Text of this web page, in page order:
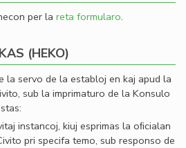
per la reta formularo.
(HEKO)
la servo de la establoj en kaj apud la
sub la imprimaturo de la Konsulo
instancoj, kiuj esprimas la oﬁcialan
pri specifa temo, sub responso de